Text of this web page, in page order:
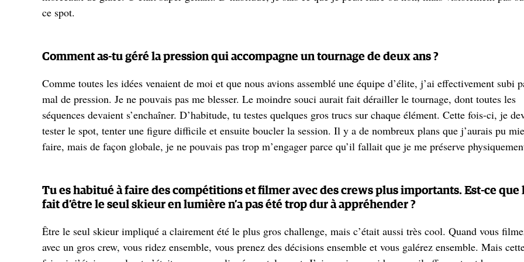
ce spot.
Comment as-tu géré la pression qui accompagne un tournage de deux ans ?
Comme toutes les idées venaient de moi et que nous avions assemblé une équipe d’élite, j’ai effectivement subi
mal de pression. Je ne pouvais pas me blesser. Le moindre souci aurait fait dérailler le tournage, dont toutes les
séquences devaient s’enchaîner. D’habitude, tu testes quelques gros trucs sur chaque élément. Cette fois-ci, je
tester le spot, tenter une figure difficile et ensuite boucler la session. Il y a de nombreux plans que j’aurais pu
faire, mais de façon globale, je ne pouvais pas trop m’engager parce qu’il fallait que je me préserve
Tu es habitué à faire des compétitions et filmer avec des crews plus importants. Est-ce que
fait d’être le seul skieur en lumière n’a pas été trop dur à appréhender ?
Être le seul skieur impliqué a clairement été le plus gros challenge, mais c’était aussi très cool. Quand vous
avec un gros crew, vous ridez ensemble, vous prenez des décisions ensemble et vous galérez ensemble. Mais